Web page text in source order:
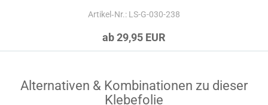
Artikel‑Nr.: LS-G-030-238
ab 29,95 EUR
Alternativen & Kombinationen zu dieser
Klebefolie